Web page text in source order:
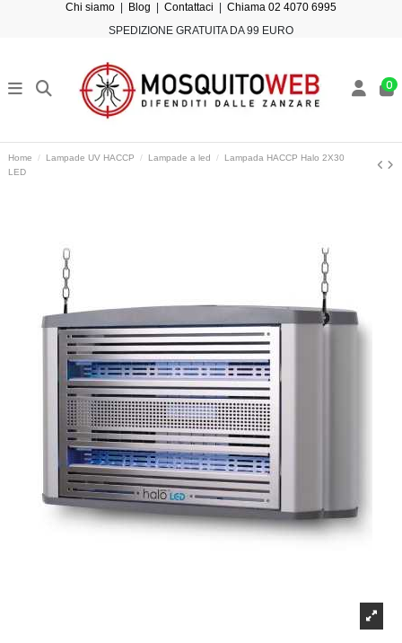
Chi siamo Blog Contattaci
Chiama 02 4070 6995
SPEDIZIONE GRATUITA DA 99 EURO
0
Home Lampade UV HACCP Lampade a led
Lampada HACCP Halo 2X30
LED